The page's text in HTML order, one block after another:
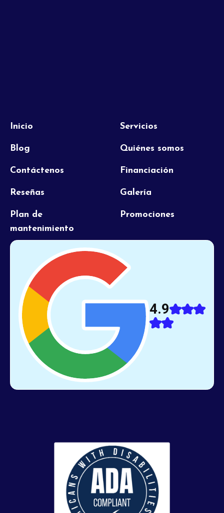
Inicio Servicios
Blog Quiénes somos
Contáctenos Financiación
Reseñas Galería
Plan de
mantenimiento
Promociones
4.9